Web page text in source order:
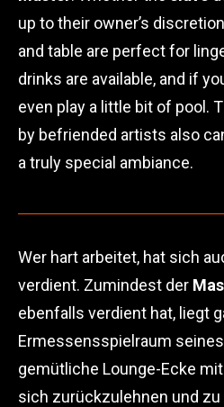
up to their owner’s
and table are perfect for
drinks are available, and if
even play a little bit of pool.
by befriended artists also
a truly special ambiance.
Wer hart arbeitet, hat sich
verdient. Zumindest der
ebenfalls verdient hat, liegt
Ermessensspielraum
gemütliche Lounge-Ecke
sich zurückzulehnen und